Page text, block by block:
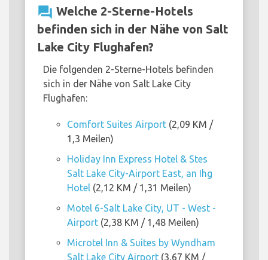
question_answer Welche 2-Sterne-Hotels
befinden sich in der Nähe von Salt
Lake City Flughafen?
Die folgenden 2-Sterne-Hotels befinden
sich in der Nähe von Salt Lake City
Flughafen:
Comfort Suites Airport (2,09 KM /
1,3 Meilen)
Holiday Inn Express Hotel & Stes
Salt Lake City-Airport East, an Ihg
Hotel (2,12 KM / 1,31 Meilen)
Motel 6-Salt Lake City, UT - West -
Airport (2,38 KM / 1,48 Meilen)
Microtel Inn & Suites by Wyndham
Salt Lake City Airport (3,67 KM /